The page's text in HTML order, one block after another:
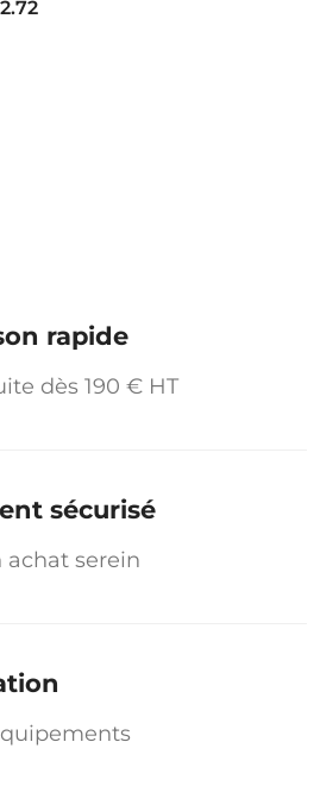
rapide
dès 190 € HT
sécurisé
achat serein